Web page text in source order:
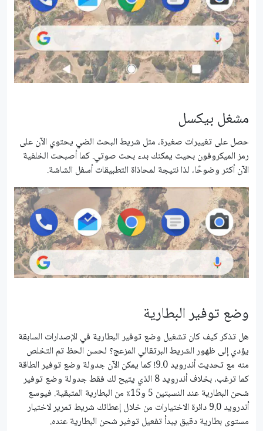
مشغل بيكسل
حصل على تغييرات صغيرة، مثل شريط البحث الضي يحتوي الآن على
رمز الميكروفون بحيث يمكنك بدء بحث صوتي. كما أصبحت الخلفية
الآن أكثر وضوحًا، لذا نتيجة لمحاذاة التطبيقات أسفل الشاشة.
وضع توفير البطارية
هل تذكر كيف كان تشغيل وضع توفير البطارية في الإصدارات السابقة
يؤدي إلى ظهور الشريط البرتقالي المزعج؟ لحسن الحظ تم التخلص
منه مع تحديث أندرويد 9.0! كما يمكن الآن جدولة وضع توفير الطاقة
كما ترغب، بخلاف أندرويد 8 الذي يتيح لك فقط جدولة وضع توفير
شحن البطارية عند النسبتين 5 و15٪ من البطارية المتبقية. فيوسع
أندرويد 9.0 دائرة الاختيارات من خلال إعطائك شريط تمرير لاختيار
مستوى بطارية دقيق يبدأ تفعيل توفير شحن البطارية عنده.